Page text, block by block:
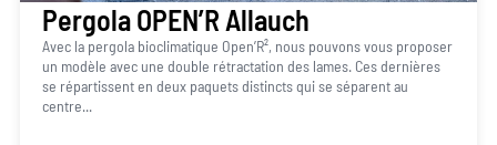
Pergola OPEN’R Allauch
Avec la pergola bioclimatique Open’R², nous pouvons vous proposer
un modèle avec une double rétractation des lames. Ces dernières
se répartissent en deux paquets distincts qui se séparent au
centre...